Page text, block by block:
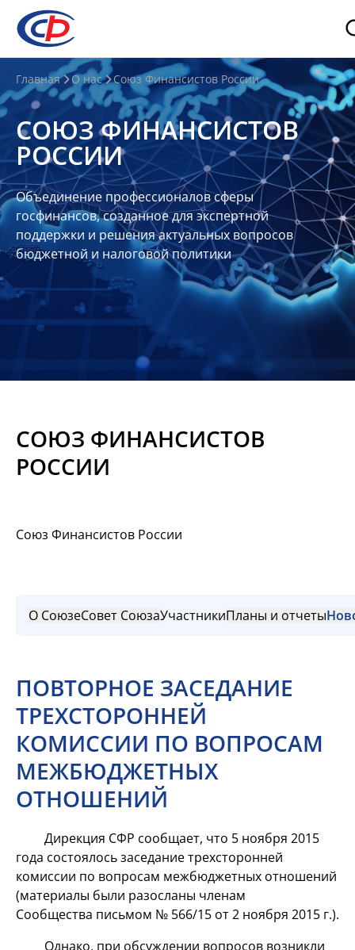
О
нас
О
СФР
Совет
Союза
Участники
Планы
отчеты
Контакты
Материалы
Главная О нас Союз Финансистов России
СОЮЗ ФИНАНСИСТОВ
РОССИИ
Объединение профессионалов сферы
госфинансов, созданное для экспертной
поддержки и решения актуальных вопросов
бюджетной и налоговой политики
СОЮЗ ФИНАНСИСТОВ
РОССИИ
Союз Финансистов России
О СоюзеСовет СоюзаУчастникиПланы и отчеты
ПОВТОРНОЕ ЗАСЕДАНИЕ
ТРЕХСТОРОННЕЙ
КОМИССИИ ПО ВОПРОСАМ
МЕЖБЮДЖЕТНЫХ
ОТНОШЕНИЙ
Дирекция СФР сообщает, что 5 ноября 2015
года состоялось заседание трехсторонней
комиссии по вопросам межбюджетных отношений
(материалы были разосланы членам
Сообщества письмом № 566/15 от 2 ноября 2015 г.).
Однако, при обсуждении вопросов возникли